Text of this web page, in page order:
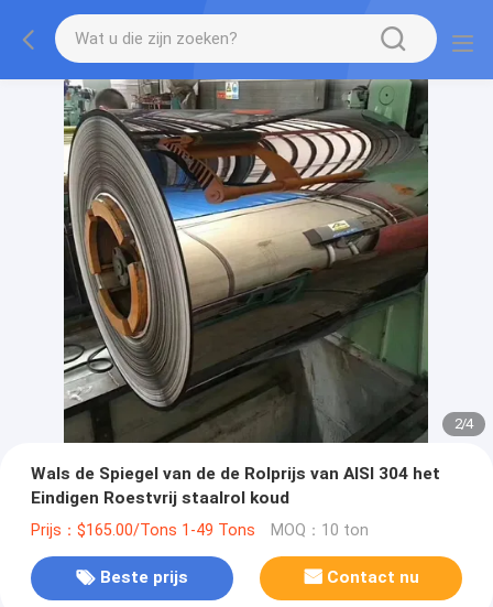
2/4
Wals de Spiegel van de de Rolprijs van AISI 304 het
Eindigen Roestvrij staalrol koud
Prijs：$165.00/Tons 1-49 Tons MOQ：10 ton
Beste prijs Contact nu